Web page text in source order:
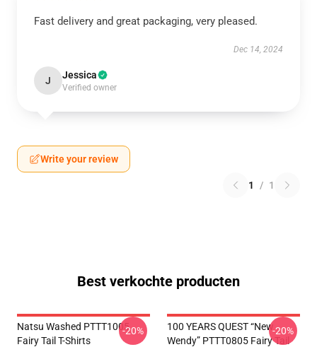
Fast delivery and great packaging, very pleased.
Dec 14, 2024
J Jessica
Verified owner
Write your review
1 / 1
Best verkochte producten
Natsu Washed PTTT1005
Fairy Tail T-Shirts
-20%
100 YEARS QUEST “New
Wendy” PTTT0805 Fairy Tail
-20%